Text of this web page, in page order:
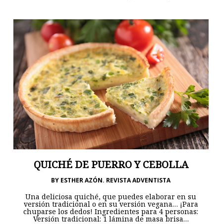
QUICHÉ DE PUERRO Y CEBOLLA
BY ESTHER AZÓN. REVISTA ADVENTISTA
Una deliciosa quiché, que puedes elaborar en su
versión tradicional o en su versión vegana… ¡Para
chuparse los dedos! Ingredientes para 4 personas:
Versión tradicional: 1 lámina de masa brisa…